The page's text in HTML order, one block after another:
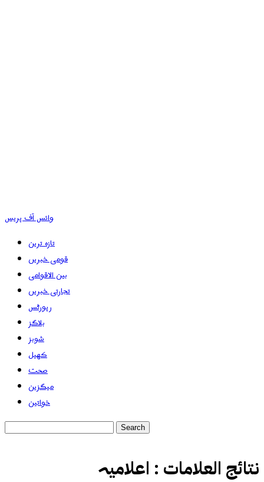
وائس آف پریس
تازہ ترین
قومی خبریں
بین الاقوامی
تجارتی خبریں
رپورٹس
بلاگز
شوبز
کھیل
صحت
میگزین
خواتین
نتائج العلامات : اعلامیہ